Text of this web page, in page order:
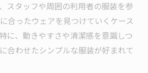
スタッフや周囲の利用者の服装を参
合ったウェアを見つけていくケース
に、動きやすさや清潔感を意識しつ
合わせたシンプルな服装が好まれて